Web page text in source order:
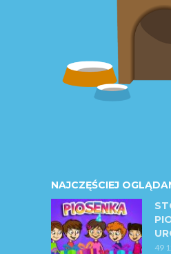
NAJCZĘŚCIEJ
49